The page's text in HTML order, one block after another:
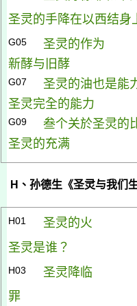
圣灵的手降在以西结身
G05 圣灵的作为
新酵与旧酵
G07 圣灵的油也是能
圣灵完全的能力
G09 叁个关於圣灵的
圣灵的充满
H 、孙德生《圣灵与我们
H01 圣灵的火
圣灵是谁？
H03 圣灵降临
罪